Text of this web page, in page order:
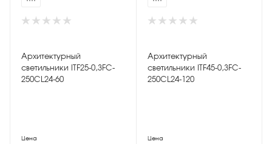
Архитектурный
светильники ITF25-0,3FC-
250CL24-60
Цена
Архитектурный
светильники ITF45-0,3FC-
250CL24-120
Цена